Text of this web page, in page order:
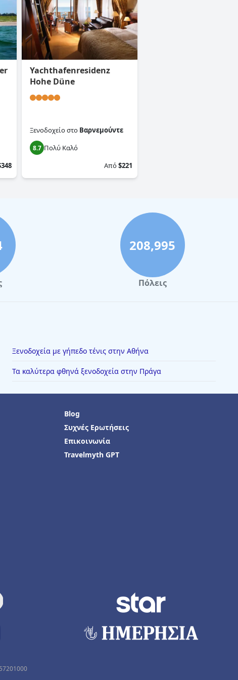
Yachthafenresidenz
Hohe Düne
Ξενοδοχείοστο Βαρνεμούντε
8.7 Πολύ Καλό
Από$221
208,995
Πόλεις
Ξενοδοχεία με γήπεδο τένις στην Αθήνα
Τα καλύτερα φθηνά ξενοδοχεία στην Πράγα
Blog
Συχνές Ερωτήσεις
Επικοινωνία
Travelmyth GPT